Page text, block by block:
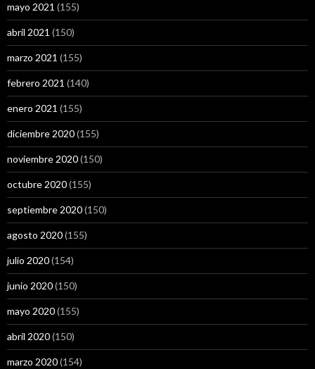
mayo 2021 (155)
abril 2021 (150)
marzo 2021 (155)
febrero 2021 (140)
enero 2021 (155)
diciembre 2020(155)
noviembre 2020(150)
octubre 2020(155)
septiembre 2020(150)
agosto 2020(155)
julio 2020(154)
junio 2020(150)
mayo 2020(155)
abril 2020(150)
marzo 2020(154)